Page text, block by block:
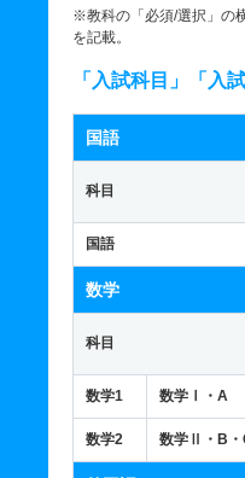
※教科の「必須/選択」の
を記載。
「入試科目」「入
国語
科目
国語
数学
科目
数学1 数学Ⅰ・A
数学2
数学Ⅱ・B・